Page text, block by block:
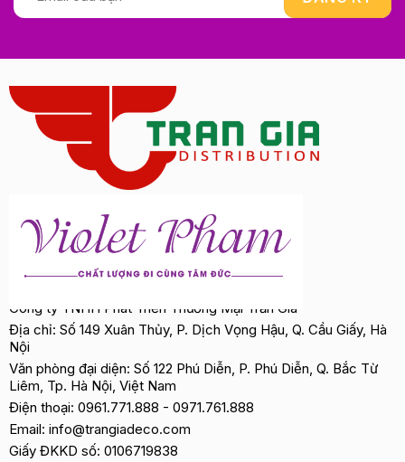
Công ty TNHH Phát Triển Thương Mại Trần Gia
Địa chỉ: Số 149 Xuân Thủy, P. Dịch Vọng Hậu, Q. Cầu Giấy, Hà
Nội
Văn phòng đại diện: Số 122 Phú Diễn, P. Phú Diễn, Q. Bắc Từ
Liêm, Tp. Hà Nội, Việt Nam
Điện thoại: 0961.771.888 - 0971.761.888
Email: info@trangiadeco.com
Giấy ĐKKD số: 0106719838